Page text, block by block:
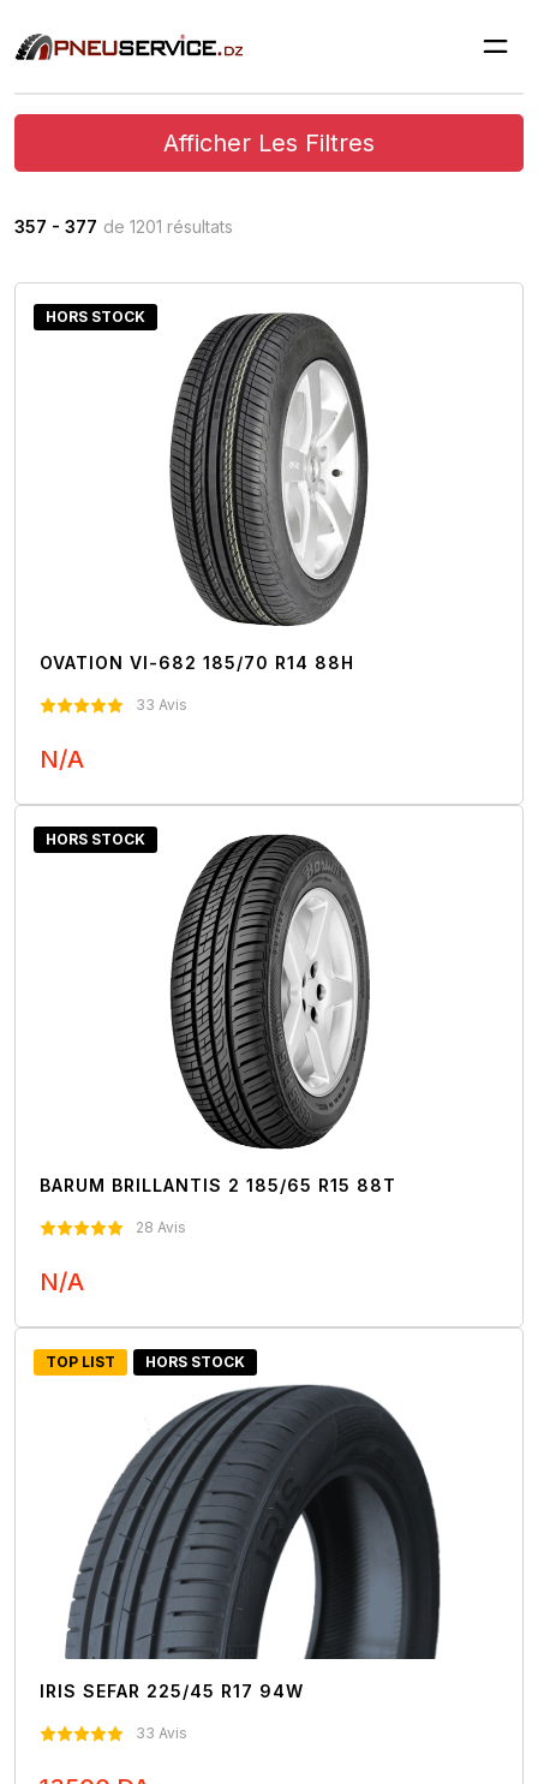
Afficher Les Filtres
357 - 377 de 1201 résultats
HORS STOCK
OVATION VI-682 185/70 R14 88H
33 Avis
N/A
HORS STOCK
BARUM BRILLANTIS 2 185/65 R15 88T
28 Avis
N/A
TOP LIST HORS STOCK
IRIS SEFAR 225/45 R17 94W
33 Avis